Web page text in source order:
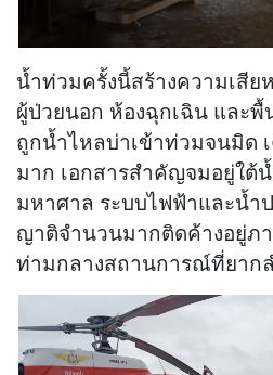
น้ำท่วมครั้งนี้สร้างความเสีย
ผู้ป่วยนอก ห้องฉุกเฉิน และ
ถูกน้ำไหลบ่าเข้าท่วมจนมิด
มาก เอกสารสำคัญจมอยู่ใต้
มหาศาล ระบบไฟฟ้าและน้ำ
ญาติจำนวนมากติดค้างอยู่ภ
ท่ามกลางสถานการณ์ที่ยาก